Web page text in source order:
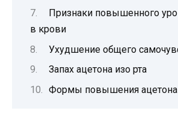
Признаки повышенного
в крови
Ухудшение общего
Запах ацетона изо рта
Формы повышения